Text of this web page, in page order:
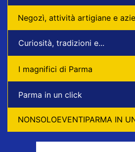
Negozì, attività artigiane e
Curiosità, tradizioni e...
I magnifici di Parma
Parma in un click
NONSOLOEVENTIPARMA IN